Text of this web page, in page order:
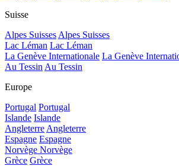
Suisse
Alpes Suisses Alpes Suisses
Lac Léman Lac Léman
La Genève Internationale La Genève
Au Tessin Au Tessin
Europe
Portugal Portugal
Islande Islande
Angleterre Angleterre
Espagne Espagne
Norvège Norvège
Grèce Grèce